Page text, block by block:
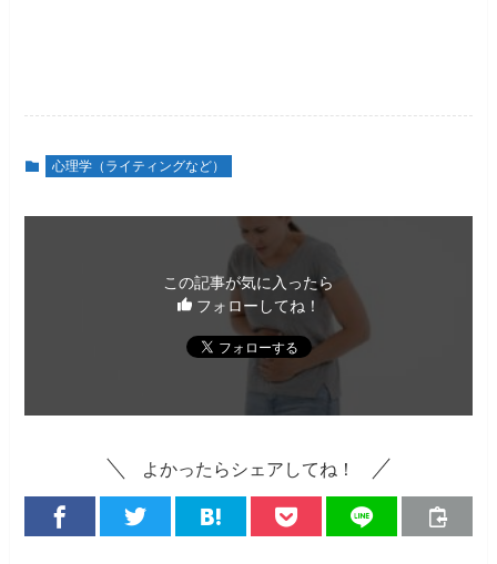
心理学（ライティングなど）
この記事が気に入ったら
フォローしてね！
よかったらシェアしてね！